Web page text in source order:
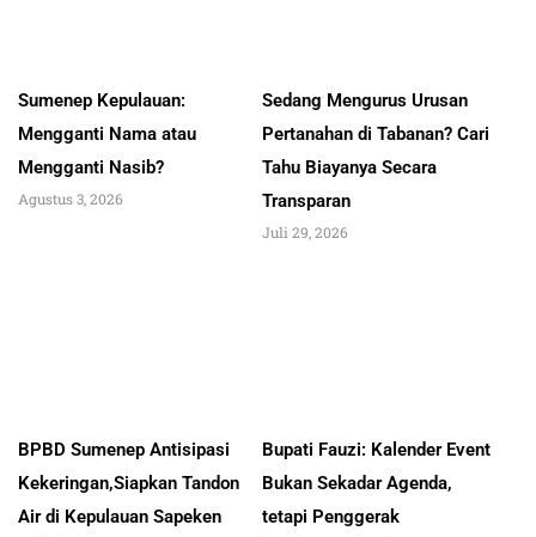
Sumenep Kepulauan:
Mengganti Nama atau
Mengganti Nasib?
Agustus 3, 2026
Sedang Mengurus Urusan
Pertanahan di Tabanan? Cari
Tahu Biayanya Secara
Transparan
Juli 29, 2026
BPBD Sumenep Antisipasi
Kekeringan,Siapkan Tandon
Air di Kepulauan Sapeken
Bupati Fauzi: Kalender Event
Bukan Sekadar Agenda,
tetapi Penggerak